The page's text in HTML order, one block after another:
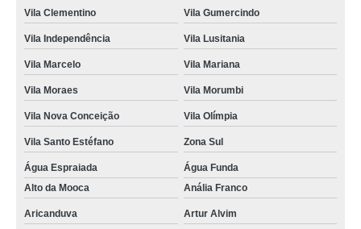
piso vinílico durafloor city Vila Esperança
piso vinílico durafloor city chicago Campo Limpo
piso vinílico durafloor atlanta Jardim da Saúde
piso vinílico durafloor aspen Faria Lima
piso vinílico durafloor urban cartagena Parque Imperial
onde tem piso vinílico durafloor click Jabaquara
piso vinílico durafloor atacama Belenzinho
piso vinílico durafloor city chicago Jardim Tietê
Vila Clementino Vila Gumercindo
Vila Independência Vila Lusitania
Vila Marcelo Vila Mariana
Vila Moraes Vila Morumbi
Vila Nova Conceição Vila Olímpia
Vila Santo Estéfano Zona Sul
Água Espraiada
Água Funda
Alto da Mooca
Anália Franco
Aricanduva Artur Alvim